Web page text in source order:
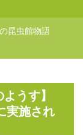
昆虫館物語
うす】
実施され